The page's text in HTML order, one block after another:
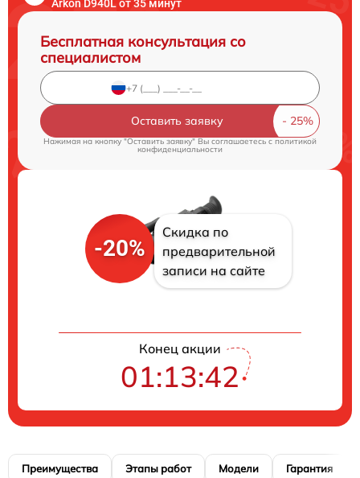
Arkon D940L от 35 минут
Бесплатная консультация со
специалистом
Оставить заявку
Нажимая на кнопку "Оставить заявку" Вы соглашаетесь c политикой
конфиденциальности
-20%
Скидка по
предварительной
записи на сайте
Конец акции
01:13:41
Преимущества Этапы работ Модели Гарантия